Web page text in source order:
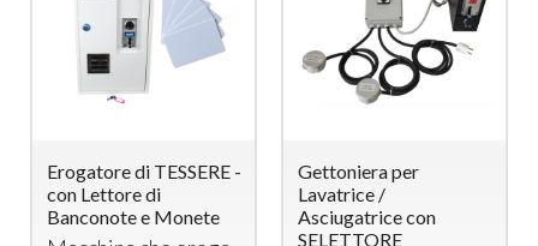
Erogatore di TESSERE -
con Lettore di
Banconote e Monete
Gettoniera per
Lavatrice /
Asciugatrice con
SELETTORE